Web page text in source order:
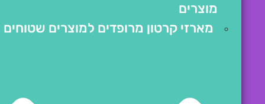
מוצרים
מארזי קרטון מרופדים למוצרים שטוחים